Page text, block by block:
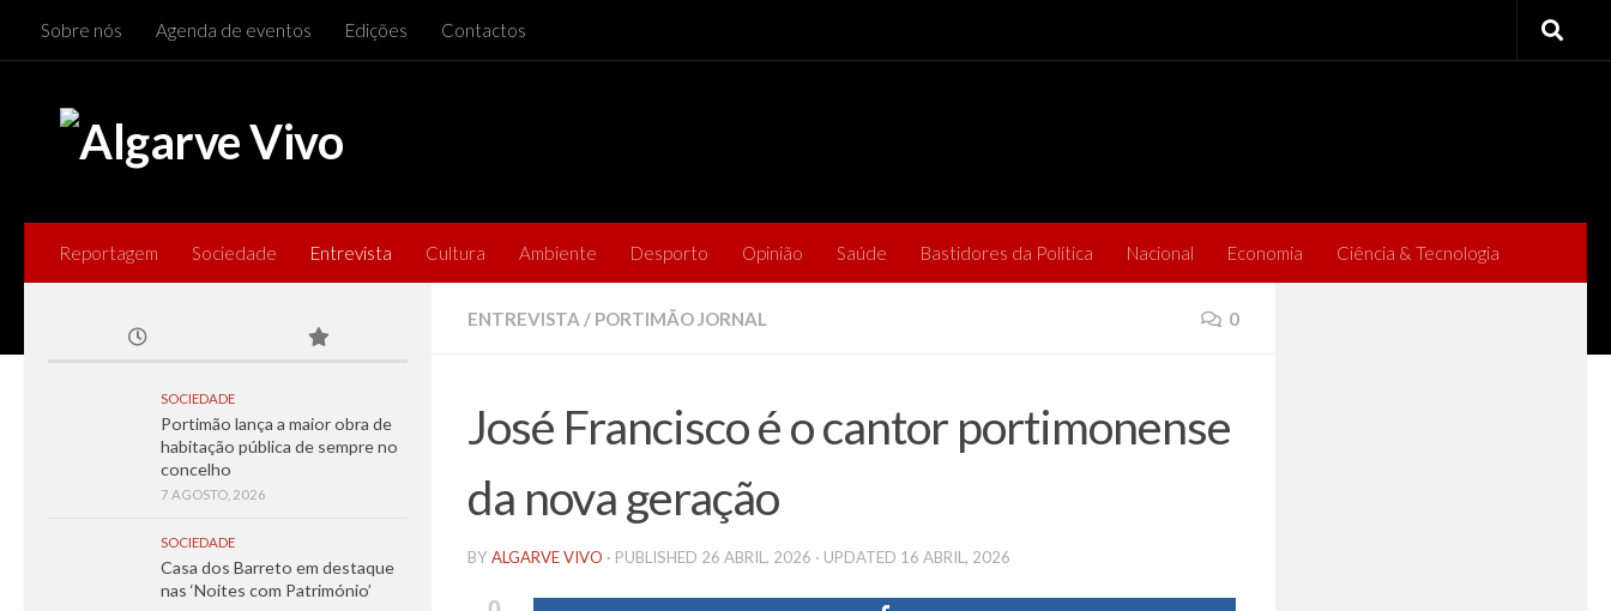
Skip to content
Sobre nós Agenda de eventos Edições Contactos
Reportagem Sociedade Entrevista Cultura Ambiente Desporto Opinião Saúde Bastidores da Política Nacional Economia Ciência & Tecnologia
ENTREVISTA / PORTIMÃO JORNAL 0
José Francisco é o cantor portimonense
da nova geração
BY ALGARVE VIVO · PUBLISHED 26 ABRIL, 2026 · UPDATED 16 ABRIL, 2026
SOCIEDADE
Portimão lança a maior obra de
habitação pública de sempre no
concelho
7 AGOSTO, 2026
SOCIEDADE
Casa dos Barreto em destaque
nas ‘Noites com Património’